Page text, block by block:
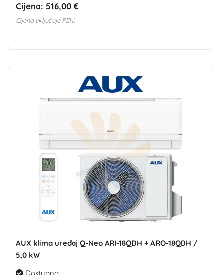
Cijena: 516,00 €
Cijena uključuje PDV.
AUX klima uređaj Q-Neo ARI-18QDH + ARO-18QDH /
5,0 kW
Dostupno